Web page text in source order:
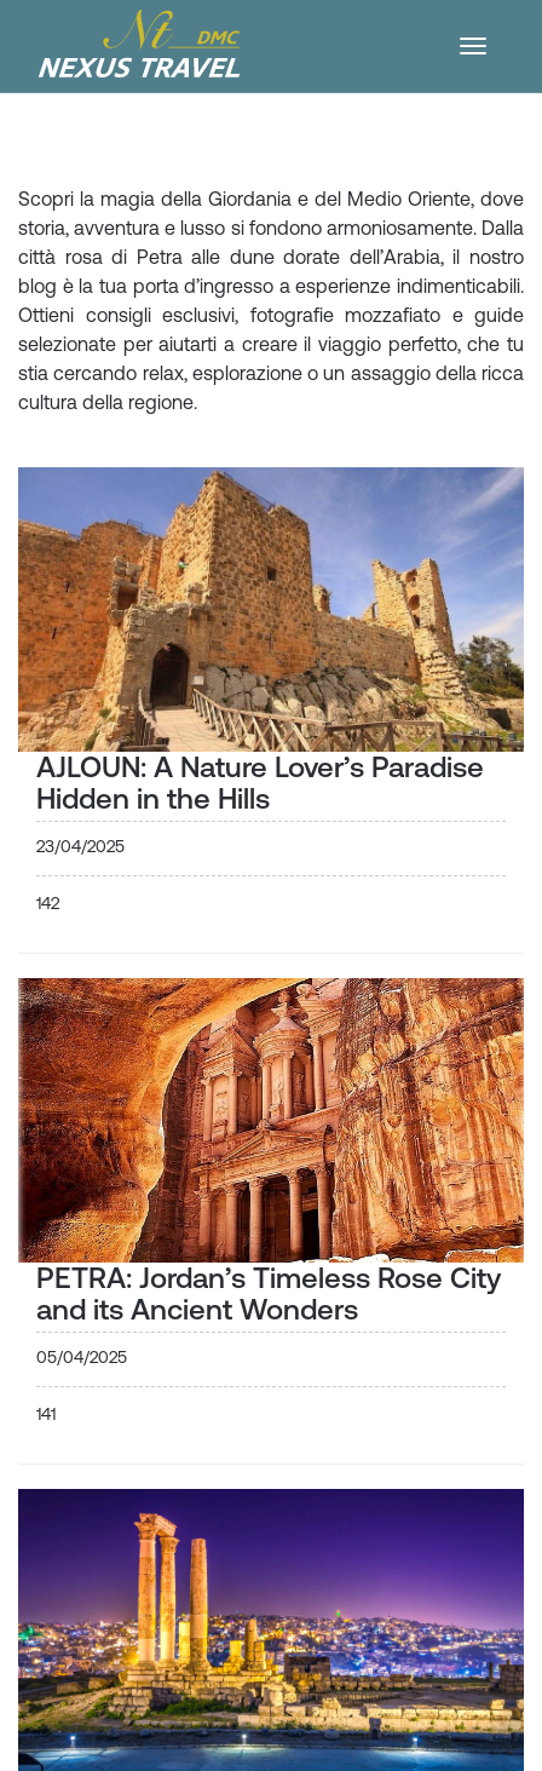
Scopri la magia della Giordania e del Medio Oriente, dove
storia, avventura e lusso si fondono armoniosamente. Dalla
città rosa di Petra alle dune dorate dell’Arabia, il nostro
blog è la tua porta d’ingresso a esperienze indimenticabili.
Ottieni consigli esclusivi, fotografie mozzafiato e guide
selezionate per aiutarti a creare il viaggio perfetto, che tu
stia cercando relax, esplorazione o un assaggio della ricca
cultura della regione.
AJLOUN: A Nature Lover’s Paradise
Hidden in the Hills
23/04/2025
142
PETRA: Jordan’s Timeless Rose City
and its Ancient Wonders
05/04/2025
141